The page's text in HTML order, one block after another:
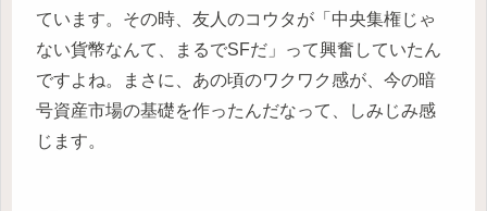
ています。その時、友人のコウタが「中央集権じゃ
ない貨幣なんて、まるでSFだ」って興奮していたん
ですよね。まさに、あの頃のワクワク感が、今の暗
号資産市場の基礎を作ったんだなって、しみじみ感
じます。